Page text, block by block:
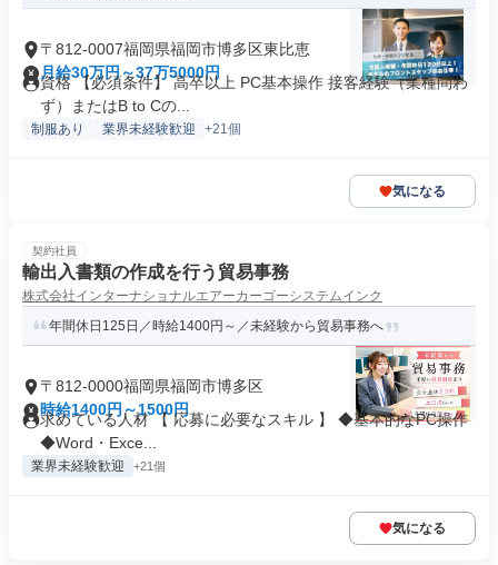
〒812-0007福岡県福岡市博多区東比恵
月給30万円～37万5000円
資格 【必須条件】 高卒以上 PC基本操作 接客経験（業種問わ
ず）またはB to Cの...
制服あり 業界未経験歓迎 +21個
気になる
契約社員
輸出入書類の作成を行う貿易事務
株式会社インターナショナルエアーカーゴーシステムインク
年間休日125日／時給1400円～／未経験から貿易事務へ
〒812-0000福岡県福岡市博多区
時給1400円～1500円
求めている人材 【 応募に必要なスキル 】 ◆基本的なPC操作
◆Word・Exce...
業界未経験歓迎 +21個
気になる